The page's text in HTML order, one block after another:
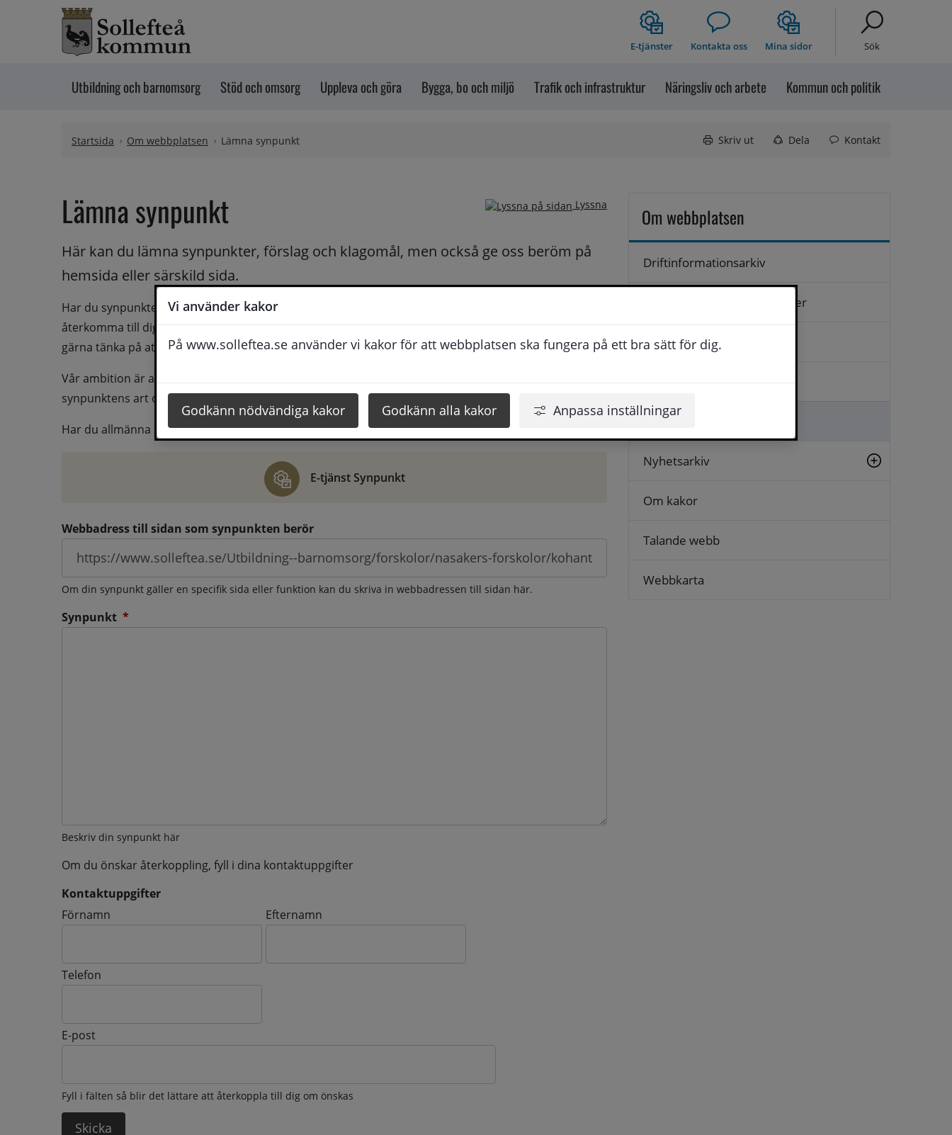
Vi använder kakor
På www.solleftea.se använder vi kakor för att webbplatsen ska fungera på ett bra sätt för dig.
Godkänn nödvändiga kakor Godkänn alla kakor Anpassa inställningar
Hoppa till innehåll
E-tjänster Kontakta oss Mina sidor Sök
Utbildning och barnomsorg Stöd och omsorg Uppleva och göra Bygga, bo och miljö Trafik och infrastruktur Näringsliv och arbete Kommun och politik
Startsida Om webbplatsen Lämna synpunkt Skriv ut Dela Kontakt
Lyssna
Lämna synpunkt
Här kan du lämna synpunkter, förslag och klagomål, men också ge oss beröm på
hemsida eller särskild sida.
Har du synpunkter på webbplatsen kan du skicka in dem via formuläret nedanför. Vill du att vi ska
återkomma till dig behöver du även fylla i dina kontaktuppgifter. När du skriver in din synpunkt får du
gärna tänka på att vara så tydlig som möjligt för att vi ska kunna hjälpa dig bättre.
Vår ambition är att besvara synpunkter så snart som möjligt, men svarstiden beror givetvis på
synpunktens art och omfång.
Har du allmänna synpunkter, klagomål eller beröm gör du det via e-tjänsten Synpunkt
E-tjänst Synpunkt
Webbadress till sidan som synpunkten berör
Om din synpunkt gäller en specifik sida eller funktion kan du skriva in webbadressen till sidan här.
Synpunkt *
Beskriv din synpunkt här
Om du önskar återkoppling, fyll i dina kontaktuppgifter
Kontaktuppgifter
Kontaktuppgifter
Förnamn Efternamn
Telefon
E-post
Fyll i fälten så blir det lättare att återkoppla till dig om önskas
Om webbplatsen
Driftinformationsarkiv
Hantering av personuppgifter
Kontakta oss
Logga in
Lämna synpunkt
Nyhetsarkiv
Om kakor
Talande webb
Webbkarta